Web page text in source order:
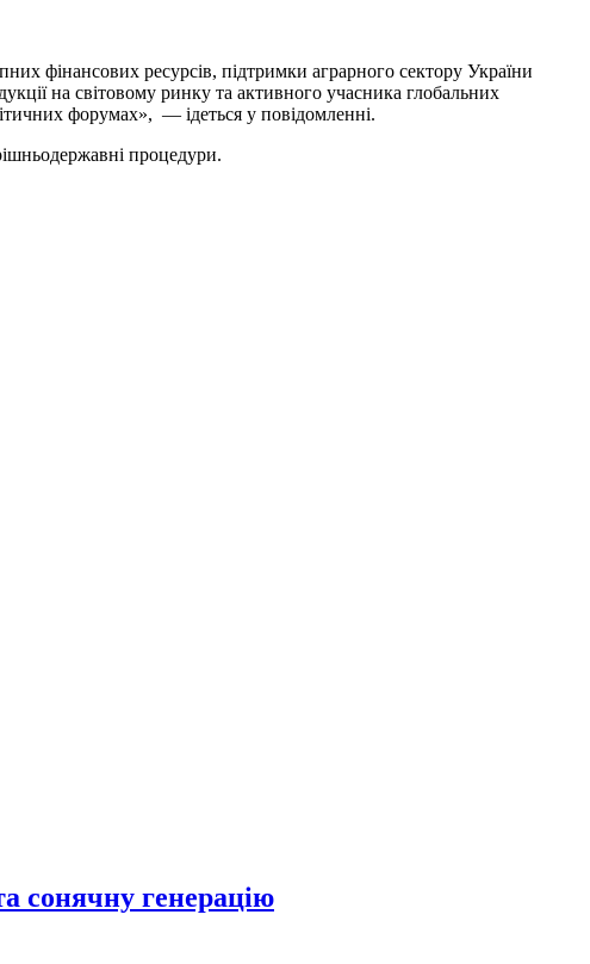
фінансових ресурсів, підтримки аграрного сектору України
на світовому ринку та активного учасника глобальних
форумах», — ідеться у повідомленні.
процедури.
сонячну генерацію